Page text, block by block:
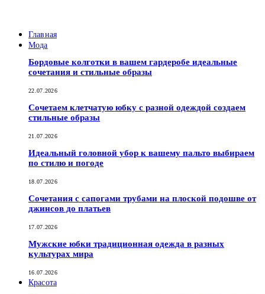
Главная
Мода
Бордовые колготки в вашем гардеробе идеальные
сочетания и стильные образы
22.07.2026
Сочетаем клетчатую юбку с разной одеждой создаем
стильные образы
21.07.2026
Идеальный головной убор к вашему пальто выбираем
по стилю и погоде
18.07.2026
Сочетания с сапогами трубами на плоской подошве от
джинсов до платьев
17.07.2026
Мужские юбки традиционная одежда в разных
культурах мира
16.07.2026
Красота